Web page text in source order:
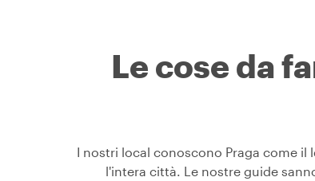
Le cose da
I nostri local conoscono Praga come
l'intera città. Le nostre guide